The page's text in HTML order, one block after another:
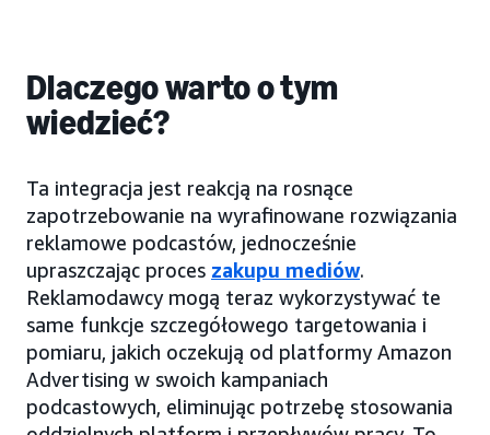
Dlaczego warto o tym
wiedzieć?
Ta integracja jest reakcją na rosnące
zapotrzebowanie na wyrafinowane rozwiązania
reklamowe podcastów, jednocześnie
upraszczając proces zakupu mediów.
Reklamodawcy mogą teraz wykorzystywać te
same funkcje szczegółowego targetowania i
pomiaru, jakich oczekują od platformy Amazon
Advertising w swoich kampaniach
podcastowych, eliminując potrzebę stosowania